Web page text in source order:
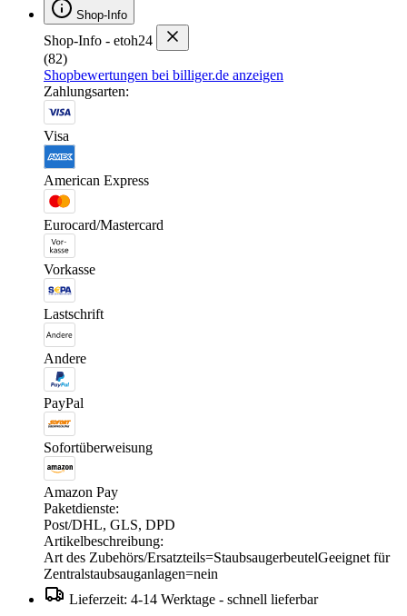
Shop-Info
Shop-Info - etoh24
(82)
Shopbewertungen bei billiger.de anzeigen
Zahlungsarten:
Visa
American Express
Eurocard/Mastercard
Vorkasse
Lastschrift
Andere
PayPal
Sofortüberweisung
Amazon Pay
Paketdienste:
Post/DHL, GLS, DPD
Artikelbeschreibung:
Art des Zubehörs/Ersatzteils=StaubsaugerbeutelGeeignet für
Zentralstaubsauganlagen=nein
Lieferzeit: 4-14 Werktage - schnell lieferbar